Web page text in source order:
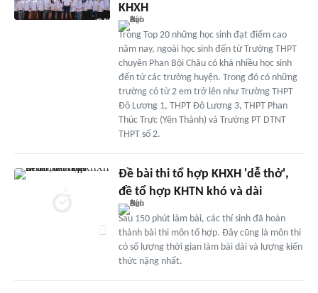
KHXH
Trong Top 20 những học sinh đạt điểm cao
năm nay, ngoài học sinh đến từ Trường THPT
chuyên Phan Bội Châu có khá nhiều học sinh
đến từ các trường huyện. Trong đó có những
trường có từ 2 em trở lên như Trường THPT
Đô Lương 1, THPT Đô Lương 3, THPT Phan
Thúc Trực (Yên Thành) và Trường PT DTNT
THPT số 2.
Đề bài thi tổ hợp KHXH 'dễ thở',
đề tổ hợp KHTN khó và dài
Sau 150 phút làm bài, các thí sinh đã hoàn
thành bài thi môn tổ hợp. Đây cũng là môn thi
có số lượng thời gian làm bài dài và lượng kiến
thức nặng nhất.